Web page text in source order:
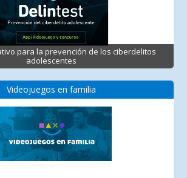
para la prevención de los ciberdelitos
adolescentes
Videojuegos en familia